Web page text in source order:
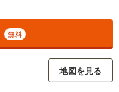
無料
地図を見る